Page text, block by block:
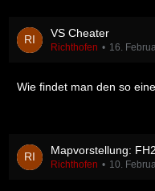
VS Cheater
Richthofen 16.
Wie findet man den so
Mapvorstellung:
Richthofen 10.